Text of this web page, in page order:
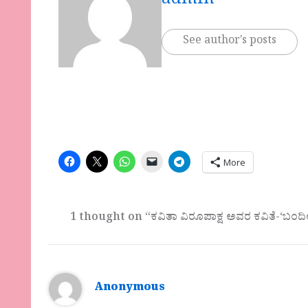
See author's posts
More
1 thought on “ಕವಿತಾ ವಿರೂಪಾಕ್ಷ ಅವರ ಕವಿತೆ-‘ಬಂದಿಲ್ಲಿ
Anonymous